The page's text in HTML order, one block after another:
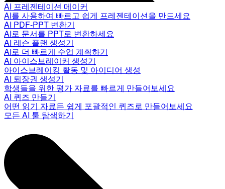
AI 프레젠테이션 메이커
AI를 사용하여 빠르고 쉽게 프레젠테이션을 만드세요
AI PDF-PPT 변환기
AI로 문서를 PPT로 변환하세요
AI 레슨 플랜 생성기
AI로 더 빠르게 수업 계획하기
AI 아이스브레이커 생성기
아이스브레이킹 활동 및 아이디어 생성
AI 퇴장권 생성기
학생들을 위한 평가 자료를 빠르게 만들어보세요
AI 퀴즈 만들기
어떤 읽기 자료든 쉽게 포괄적인 퀴즈로 만들어보세요
모든 AI 툴 탐색하기